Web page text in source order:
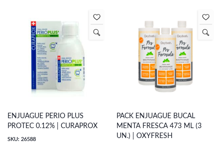
ENJUAGUE PERIO PLUS
PROTEC 0.12% | CURAPROX
SKU: 26588
PACK ENJUAGUE BUCAL
MENTA FRESCA 473 ML (3
UN.) | OXYFRESH